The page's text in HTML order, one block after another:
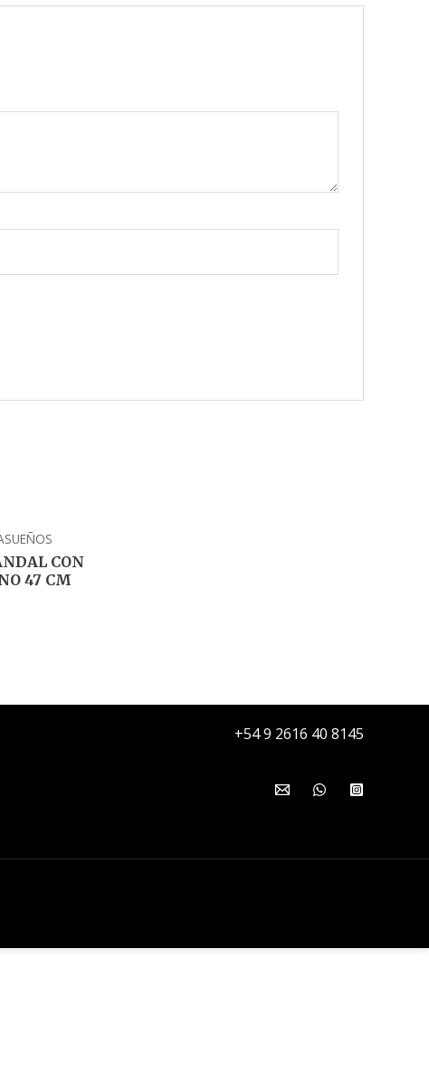
CON
47 CM
+54 9 2616 40 8145